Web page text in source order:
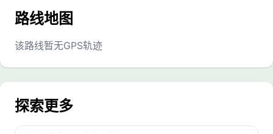
路线地图
该路线暂无GPS轨迹
探索更多